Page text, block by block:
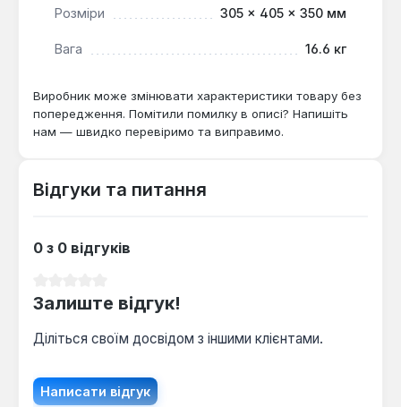
Так — у комплекті є сита 2, 3, 4 та 5 мм, які
дозволяють отримувати помел від дрібного
Як часто потрібно замінювати ніж-терку
Ніж-терка з комплекту розрахована на
(буряк, морква) він служить 1-2 сезони без
Розміри 305 × 405 × 350 мм
Вага 16.6 кг
Виробник може змінювати характеристики товару без
попередження. Помітили помилку в описі? Напишіть
нам — швидко перевіримо та виправимо.
Відгуки та питання
0 з 0 відгуків
Залиште відгук!
Діліться своїм досвідом з іншими клієнтами.
Написати відгук